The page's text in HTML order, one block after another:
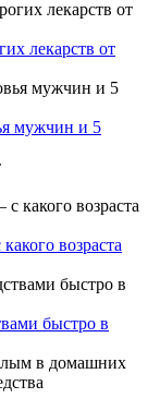
лекарств от
мужчин и 5
возраста
быстро в